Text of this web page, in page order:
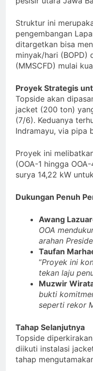
Struktur ini
pengembangan
ditargetkan bisa
minyak/hari (BOPD)
(MMSCFD) mulai
Proyek Strategis
Topside akan
jacket (200 ton)
(7/6). Keduanya
Indramayu, via pipa
Proyek ini
(OOA-1 hingga
surya 14,22 kW
Dukungan Penuh
Awang
OOA
arahan
Taufan
“Proyek ini
tekan laju
Muzwir
bukti
seperti rekor
Tahap Selanjutnya
Topside
diikuti instalasi
tahap